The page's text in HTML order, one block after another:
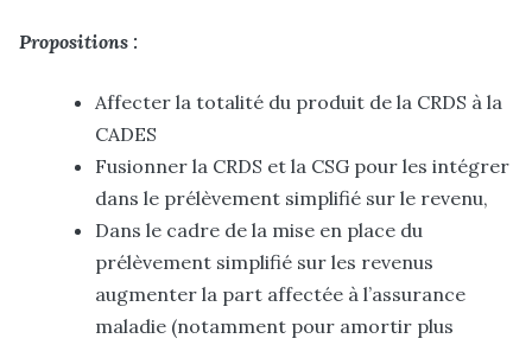
Propositions :
Affecter la totalité du produit de la CRDS à la
CADES
Fusionner la CRDS et la CSG pour les intégrer
dans le prélèvement simplifié sur le revenu,
Dans le cadre de la mise en place du
prélèvement simplifié sur les revenus
augmenter la part affectée à l’assurance
maladie (notamment pour amortir plus